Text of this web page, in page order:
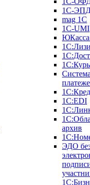
1С-
mag 1C
1C-UMI
1С:EDI
архив
ЭДО